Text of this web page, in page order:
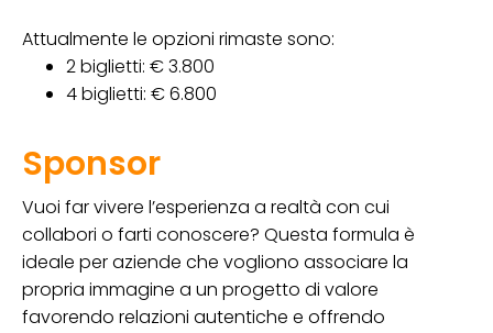
Attualmente le opzioni rimaste sono:
2 biglietti: € 3.800
4 biglietti: € 6.800
Sponsor
Vuoi far vivere l’esperienza a realtà con cui
collabori o farti conoscere? Questa formula è
ideale per aziende che vogliono associare la
propria immagine a un progetto di valore
favorendo relazioni autentiche e offrendo